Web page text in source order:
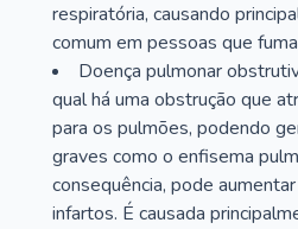
respiratória, causando
comum em pessoas que
Doença pulmonar
qual há uma obstrução que
para os pulmões, podendo
graves como o enfisema
consequência, pode
infartos. É causada